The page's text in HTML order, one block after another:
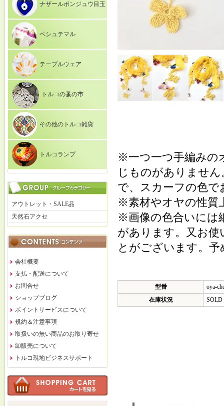
ナザールボンジュウ目玉
ペシュテマル
テーブルウェア
トルコの蚤の市
その他のトルコ雑貨
トルコランプ
アウトレット・SALE品
天然石アクセ
会社概要
支払・配送について
お問合せ
ショップブログ
ポイントサービスについて
規約＆注意事項
取扱いの無い商品のお取り寄せ
卸販売について
トルコ現地ビジネスサポート
※一つ一つ手編みの
じものがありませ
で、スカーフの色
※素材やオヤの性質
※画像の色合いには
があります。又お
とがございます。
型番
oya-
在庫状況
SOLD